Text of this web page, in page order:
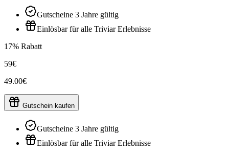
Gutscheine 3 Jahre gültig
Einlösbar für alle Triviar Erlebnisse
17% Rabatt
59€
49.00€
Gutschein kaufen
Gutscheine 3 Jahre gültig
Einlösbar für alle Triviar Erlebnisse